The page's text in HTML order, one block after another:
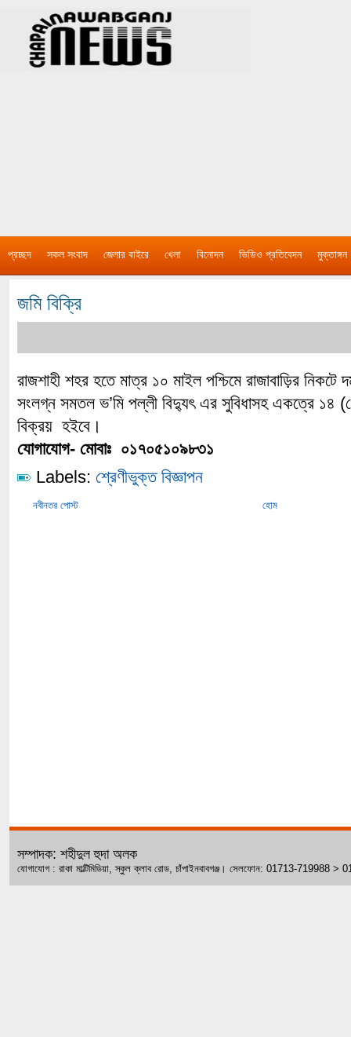
প্রচ্ছদ সকল সংবাদ জেলার বাইরে খেলা বিনোদন ভিডিও প্রতিবেদন মুক্তাঙ্গন
জমি বিক্রি
রাজশাহী শহর হতে মাত্র ১০ মাইল পশ্চিমে রাজাবাড়ির নিকটে
সংলগ্ন সমতল ভ’মি পল্লী বিদ্যুৎ এর সুবিধাসহ একত্রে ১৪
বিক্রয় হইবে।
যোগাযোগ- মোবাঃ ০১৭০৫১০৯৮৩১
Labels: শ্রেণীভুক্ত বিজ্ঞাপন
নবীনতর পোস্ট হোম
সম্পাদক: শহীদুল হুদা অলক
যোগাযোগ : রাকা মাল্টিমিডিয়া, স্কুল ক্লাব রোড, চাঁপাইনবাবগঞ্জ। সেলফোন: 01713-